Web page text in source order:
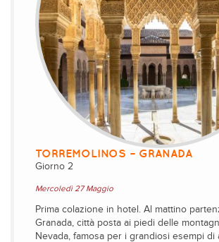
TORREMOLINOS – GRANADA
Giorno 2
Mercoledì 27 Maggio
Prima colazione in hotel. Al mattino
Granada, città posta ai piedi delle
Nevada, famosa per i grandiosi esempi di